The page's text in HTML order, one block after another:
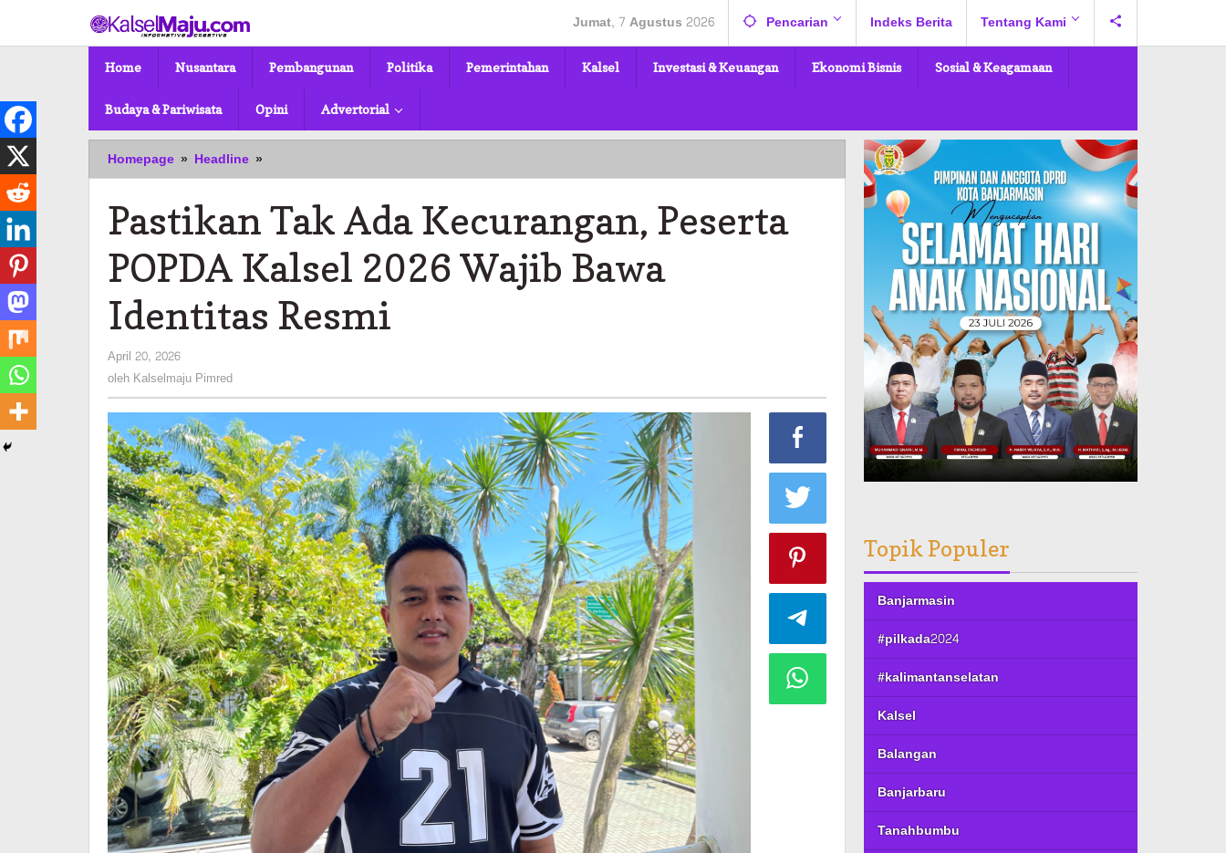
konten
Jumat, 7 Agustus 2026 Pencarian Indeks Berita Tentang Kami
Home Nusantara Pembangunan Politika Pemerintahan Kalsel Investasi & Keuangan Ekonomi Bisnis Sosial & Keagamaan
Budaya & Pariwisata Opini Advertorial
Homepage » Headline »
Tak
Kecurangan,
Peserta
POPDA
Kalsel
Wajib
Bawa
Pastikan Tak Ada Kecurangan, Peserta
POPDA Kalsel 2026 Wajib Bawa
Identitas Resmi
April 20, 2026
Kalselmaju
Pimred
oleh Kalselmaju Pimred
Topik Populer
Banjarmasin
#pilkada2024
#kalimantanselatan
Kalsel
Balangan
Banjarbaru
Tanahbumbu